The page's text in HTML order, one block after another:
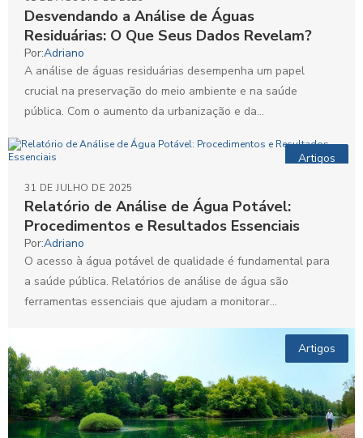
Desvendando a Análise de Águas
Residuárias: O Que Seus Dados Revelam?
Por:Adriano
A análise de águas residuárias desempenha um papel
crucial na preservação do meio ambiente e na saúde
pública. Com o aumento da urbanização e da...
Artigos
Relatório de Análise de Água Potável:
Procedimentos e Resultados Essenciais
31 DE JULHO DE 2025
Por:Adriano
O acesso à água potável de qualidade é fundamental para
a saúde pública. Relatórios de análise de água são
ferramentas essenciais que ajudam a monitorar...
Artigos